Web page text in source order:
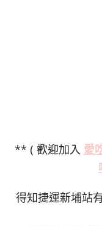
** ( 歡迎加入 愛
得知捷運新埔站